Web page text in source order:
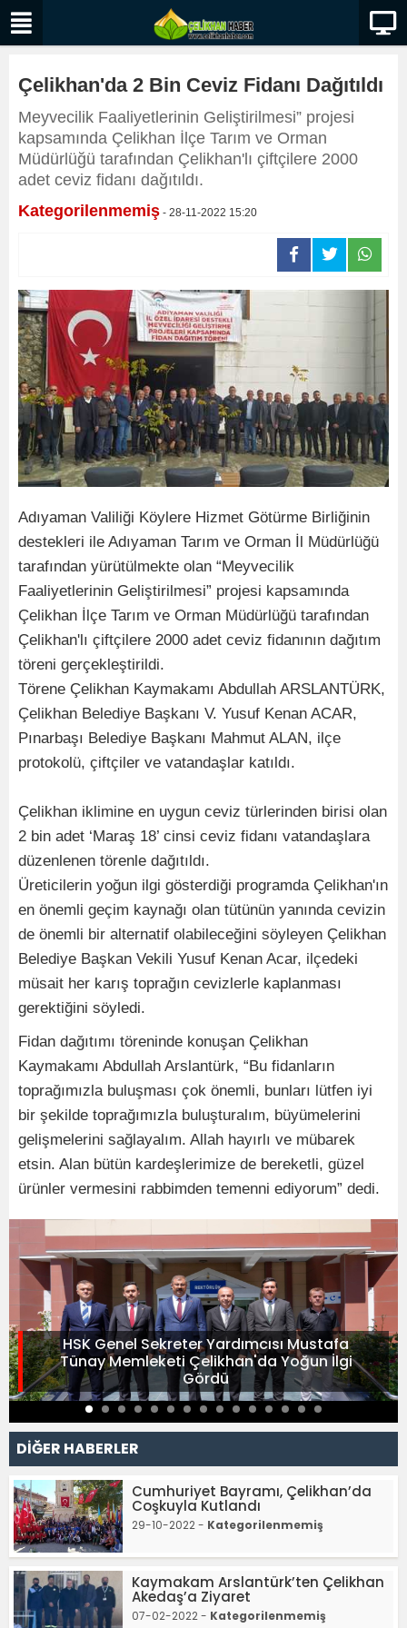
Çelikhan'da 2 Bin Ceviz Fidanı Dağıtıldı
Meyvecilik Faaliyetlerinin Geliştirilmesi” projesi
kapsamında Çelikhan İlçe Tarım ve Orman
Müdürlüğü tarafından Çelikhan'lı çiftçilere 2000
adet ceviz fidanı dağıtıldı.
Kategorilenmemiş - 28-11-2022 15:20
Adıyaman Valiliği Köylere Hizmet Götürme Birliğinin
destekleri ile Adıyaman Tarım ve Orman İl Müdürlüğü
tarafından yürütülmekte olan “Meyvecilik
Faaliyetlerinin Geliştirilmesi” projesi kapsamında
Çelikhan İlçe Tarım ve Orman Müdürlüğü tarafından
Çelikhan'lı çiftçilere 2000 adet ceviz fidanının dağıtım
töreni gerçekleştirildi.
Törene Çelikhan Kaymakamı Abdullah ARSLANTÜRK,
Çelikhan Belediye Başkanı V. Yusuf Kenan ACAR,
Pınarbaşı Belediye Başkanı Mahmut ALAN, ilçe
protokolü, çiftçiler ve vatandaşlar katıldı.
Çelikhan iklimine en uygun ceviz türlerinden birisi olan
2 bin adet ‘Maraş 18’ cinsi ceviz fidanı vatandaşlara
düzenlenen törenle dağıtıldı.
Üreticilerin yoğun ilgi gösterdiği programda Çelikhan'ın
en önemli geçim kaynağı olan tütünün yanında cevizin
de önemli bir alternatif olabileceğini söyleyen Çelikhan
Belediye Başkan Vekili Yusuf Kenan Acar, ilçedeki
müsait her karış toprağın cevizlerle kaplanması
gerektiğini söyledi.
Fidan dağıtımı töreninde konuşan Çelikhan
Kaymakamı Abdullah Arslantürk, “Bu fidanların
toprağımızla buluşması çok önemli, bunları lütfen iyi
bir şekilde toprağımızla buluşturalım, büyümelerini
gelişmelerini sağlayalım. Allah hayırlı ve mübarek
etsin. Alan bütün kardeşlerimize de bereketli, güzel
ürünler vermesini rabbimden temenni ediyorum” dedi.
HSK Genel Sekreter Yardımcısı Mustafa
Tünay Memleketi Çelikhan'da Yoğun İlgi
Gördü
DİĞER HABERLER
Cumhuriyet Bayramı, Çelikhan’da
Coşkuyla Kutlandı
29-10-2022 - Kategorilenmemiş
Kaymakam Arslantürk’ten Çelikhan
Akedaş’a Ziyaret
07-02-2022 - Kategorilenmemiş